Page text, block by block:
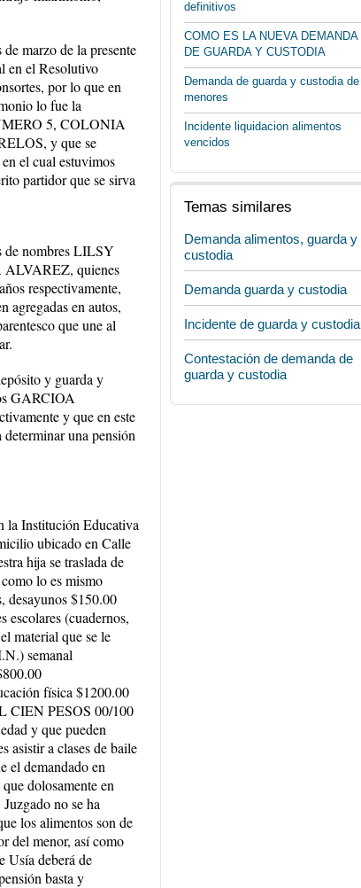
marzo de la presente
en el Resolutivo
por lo que en
lo fue la
5, COLONIA
y que se
el cual estuvimos
partidor que se sirva
de nombres LILSY
quienes
respectivamente,
agregadas en autos,
que une al
y guarda y
GARCIOA
y que en este
determinar una pensión
Institución Educativa
ubicado en Calle
hija se traslada de
lo es mismo
$150.00
(cuadernos,
material que se le
semanal
física $1200.00
CIEN PESOS 00/100
y que pueden
asistir a clases de baile
el demandado en
dolosamente en
no se ha
los alimentos son de
del menor, así como
Usía deberá de
basta y
definitivos
COMO ES LA NUEVA DEMANDA
DE GUARDA Y CUSTODIA
Demanda de guarda y custodia de
menores
Incidente liquidacion alimentos
vencidos
Temas similares
Demanda alimentos, guarda y
custodia
Demanda guarda y custodia
Incidente de guarda y custodia
Contestación de demanda de
guarda y custodia